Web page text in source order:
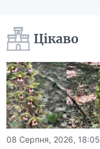
Цікаво
08 Серпня, 2026, 18:05